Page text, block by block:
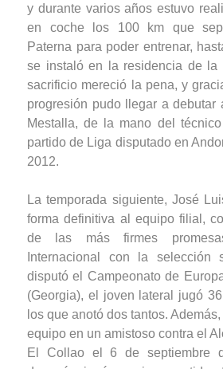
y durante varios años estuvo
en coche los 100 km que
Paterna para poder entrenar,
se instaló en la residencia de la
sacrificio mereció la pena, y
progresión pudo llegar a debutar
Mestalla, de la mano del
partido de Liga disputado en
2012.
La temporada siguiente, José
forma definitiva al equipo filial,
de las más firmes
Internacional con la selección
disputó el Campeonato de
(Georgia), el joven lateral jugó
los que anotó dos tantos.
equipo en un amistoso contra el
El Collao el 6 de septiembre